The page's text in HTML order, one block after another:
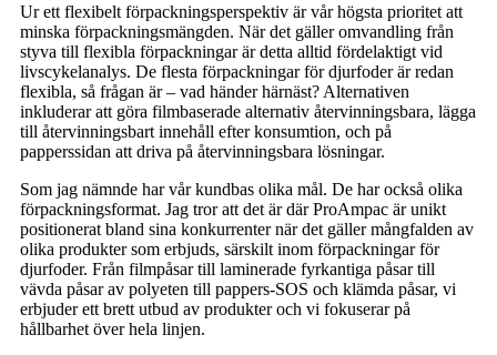
Ur ett flexibelt förpackningsperspektiv är vår högsta prioritet att
minska förpackningsmängden. När det gäller omvandling från
styva till flexibla förpackningar är detta alltid fördelaktigt vid
livscykelanalys. De flesta förpackningar för djurfoder är redan
flexibla, så frågan är – vad händer härnäst? Alternativen
inkluderar att göra filmbaserade alternativ återvinningsbara, lägga
till återvinningsbart innehåll efter konsumtion, och på
papperssidan att driva på återvinningsbara lösningar.
Som jag nämnde har vår kundbas olika mål. De har också olika
förpackningsformat. Jag tror att det är där ProAmpac är unikt
positionerat bland sina konkurrenter när det gäller mångfalden av
olika produkter som erbjuds, särskilt inom förpackningar för
djurfoder. Från filmpåsar till laminerade fyrkantiga påsar till
vävda påsar av polyeten till pappers-SOS och klämda påsar, vi
erbjuder ett brett utbud av produkter och vi fokuserar på
hållbarhet över hela linjen.